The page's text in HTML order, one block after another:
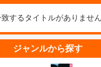
致するタイトルがありません
ジャンルから探す